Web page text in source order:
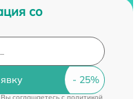
со